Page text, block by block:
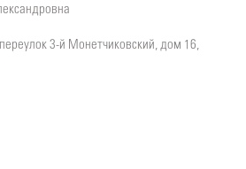
3-й Монетчиковский, дом 16,